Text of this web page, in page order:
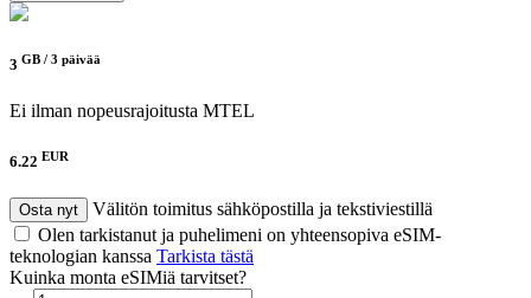
3 GB / 3 päivää
Ei ilman nopeusrajoitusta MTEL
6.22 EUR
Osta nyt
Välitön toimitus sähköpostilla ja tekstiviestillä
Olen tarkistanut ja puhelimeni on yhteensopiva eSIM-
teknologian kanssa Tarkista tästä
Kuinka monta eSIMiä tarvitset?